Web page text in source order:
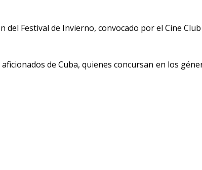
del Festival de Invierno, convocado por el Cine
de Cuba, quienes concursan en los